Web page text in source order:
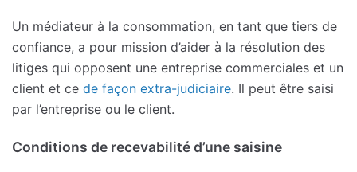
Un médiateur à la consommation, en tant que tiers de
confiance, a pour mission d’aider à la résolution des
litiges qui opposent une entreprise commerciales et un
client et ce de façon extra-judiciaire. Il peut être saisi
par l’entreprise ou le client.
Conditions de recevabilité d’une saisine